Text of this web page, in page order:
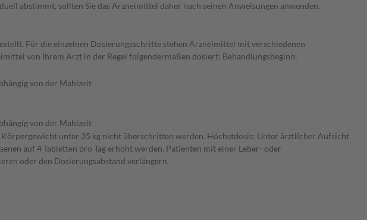
abstimmt, sollten Sie das Arzneimittel daher nach seinen Anweisungen anwenden.
Für die einzelnen Dosierungsschritte stehen Arzneimittel mit verschiedenen
von Ihrem Arzt in der Regel folgendermaßen dosiert: Behandlungsbeginn:
von der Mahlzeit
von der Mahlzeit
unter 35 kg nicht überschritten werden. Höchstdosis: Unter ärztlicher Aufsicht
auf 4 Tabletten pro Tag erhöht werden. Patienten mit einer Leber- oder
oder den Dosierungsabstand verlängern.